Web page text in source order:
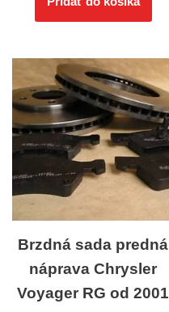
Brzdná sada predná
náprava Chrysler
Voyager RG od 2001